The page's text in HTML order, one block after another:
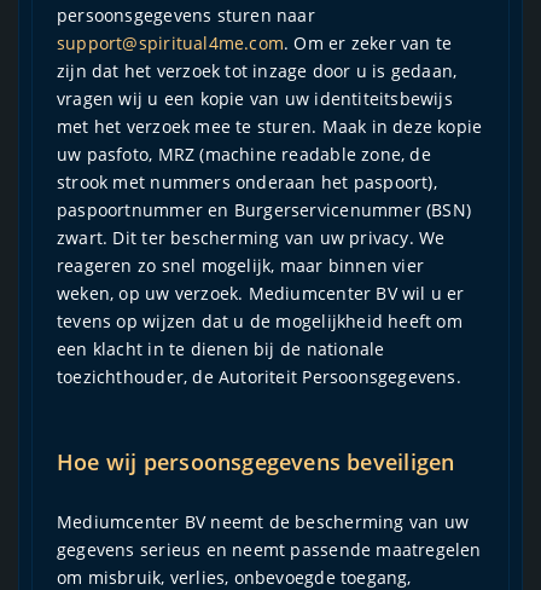
persoonsgegevens sturen naar
support@spiritual4me.com. Om er zeker van te
zijn dat het verzoek tot inzage door u is gedaan,
vragen wij u een kopie van uw identiteitsbewijs
met het verzoek mee te sturen. Maak in deze kopie
uw pasfoto, MRZ (machine readable zone, de
strook met nummers onderaan het paspoort),
paspoortnummer en Burgerservicenummer (BSN)
zwart. Dit ter bescherming van uw privacy. We
reageren zo snel mogelijk, maar binnen vier
weken, op uw verzoek. Mediumcenter BV wil u er
tevens op wijzen dat u de mogelijkheid heeft om
een klacht in te dienen bij de nationale
toezichthouder, de Autoriteit Persoonsgegevens.
Hoe wij persoonsgegevens beveiligen
Mediumcenter BV neemt de bescherming van uw
gegevens serieus en neemt passende maatregelen
om misbruik, verlies, onbevoegde toegang,